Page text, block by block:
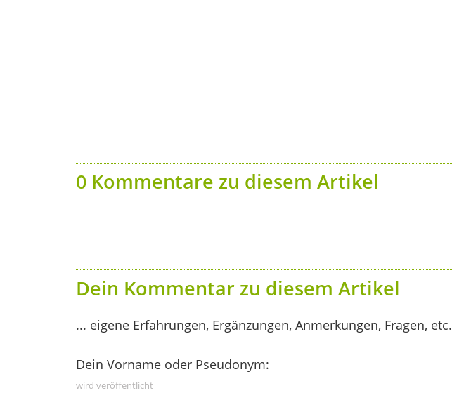
0 Kommentare zu diesem Artikel
Dein Kommentar zu diesem Artikel
... eigene Erfahrungen, Ergänzungen, Anmerkungen, Fragen, etc.
Dein Vorname oder Pseudonym:
wird veröffentlicht